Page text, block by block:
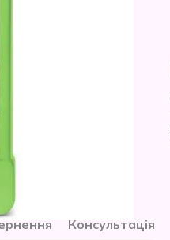
Консультація